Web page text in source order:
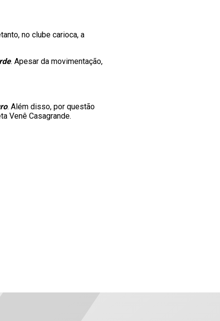
no clube carioca, a
. Apesar da movimentação,
. Além disso, por questão
Venê Casagrande.